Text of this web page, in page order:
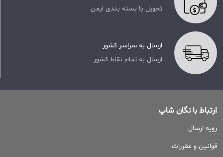
تحویل با بسته بندی ایمن
ارسال به سراسر کشور
ارسال به تمام نقاط کشور
ارتباط با نگان شاپ
رویه ارسال
قوانین و مقررات